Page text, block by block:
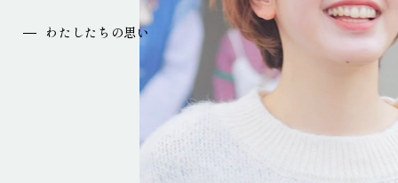
わたしたちの思い